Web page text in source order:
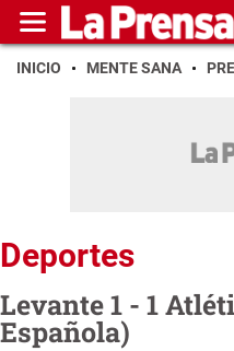
INICIO MENTE SANA
Deportes
Levante 1 - 1
Española)